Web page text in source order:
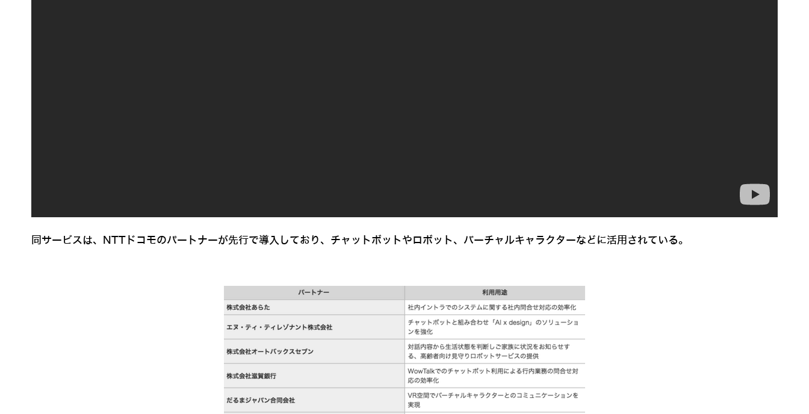
同サービスは、NTTドコモのパートナーが先行で導入しており、チャットボットやロボット、バーチャルキャラクターなどに活用されている。